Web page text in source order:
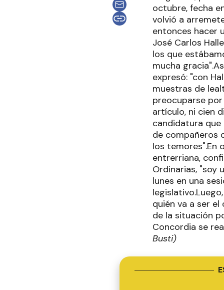
octubre, fecha
volvió a
entonces hacer
José Carlos
los que
mucha
expresó: "con
muestras de
preocuparse
artículo, ni cien
candidatura
de compañeros
los temores".En
entrerriana,
Ordinarias, "soy
lunes en una
quién va a ser
de la situación
Concordia se
Busti)